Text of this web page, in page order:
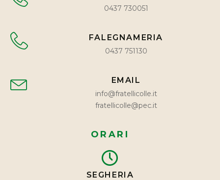
0437 730051
FALEGNAMERIA
0437 751130
EMAIL
info@fratellicolle.it
fratellicolle@pec.it
ORARI
SEGHERIA